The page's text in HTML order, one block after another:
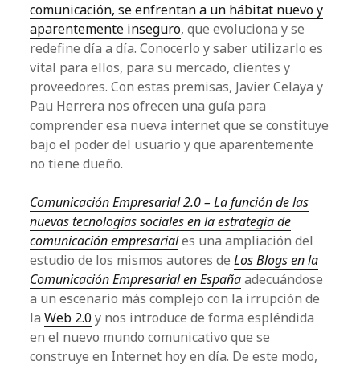
comunicación, se enfrentan a un hábitat nuevo y
aparentemente inseguro, que evoluciona y se
redefine día a día. Conocerlo y saber utilizarlo es
vital para ellos, para su mercado, clientes y
proveedores. Con estas premisas, JavierCelaya y
Pau Herrera nos ofrecen una guía para
comprender esa nueva internetque se constituye
bajo el poder del usuario y que aparentemente
no tiene dueño.
Comunicación Empresarial 2.0 – La función de las
nuevas tecnologías sociales en la estrategia de
comunicación empresariales una ampliación del
estudio de los mismos autores deLos Blogs en la
Comunicación Empresarial en Españaadecuándose
a un escenario más complejo con la irrupción de
laWeb 2.0y nos introduce de forma espléndida
en el nuevo mundo comunicativo que se
construye en Internet hoy en día. De este modo,